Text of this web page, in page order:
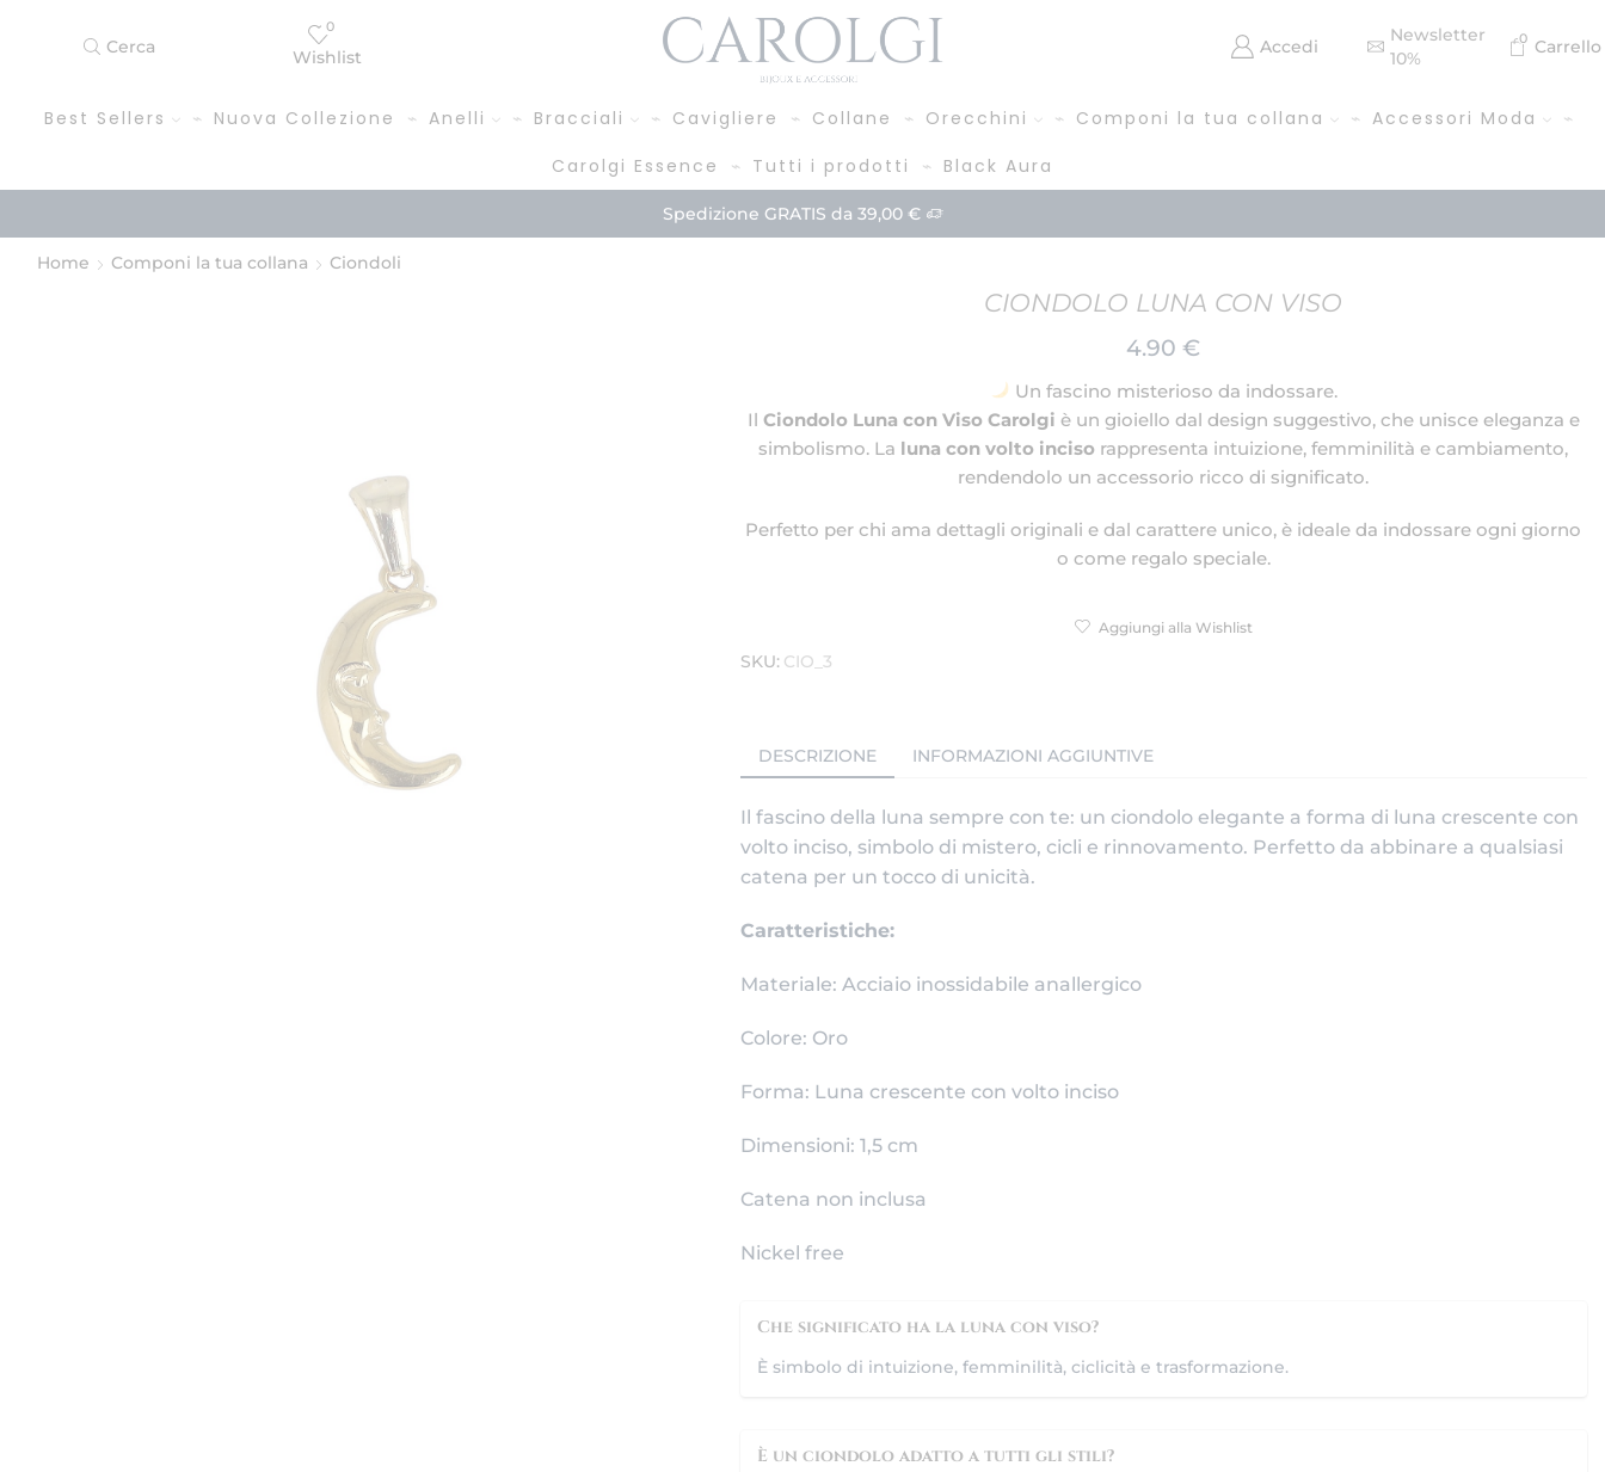
Cerca
0
Wishlist
Accedi
Newsletter
10%
0 Carrello
Best Sellers Nuova Collezione Anelli Bracciali Cavigliere Collane Orecchini Componi la tua collana
Accessori Moda
Carolgi Essence
Tutti i prodotti Black Aura
Paga in 3 rate! Acquista
Home Componi la tua collana Ciondoli
CIONDOLO LUNA CON VISO
4.90€
Un fascino misterioso da indossare.
Il Ciondolo Luna con Viso Carolgi è un gioiello dal design suggestivo, che unisce eleganza e
simbolismo. La luna con volto inciso rappresenta intuizione, femminilità e cambiamento,
rendendolo un accessorio ricco di significato.
Perfetto per chi ama dettagli originali e dal carattere unico, è ideale da indossare ogni giorno
o come regalo speciale.
Aggiungi alla Wishlist
SKU: CIO_3
DESCRIZIONE INFORMAZIONI AGGIUNTIVE
Il fascino della luna sempre con te: un ciondolo elegante a forma di luna crescente con
volto inciso, simbolo di mistero, cicli e rinnovamento. Perfetto da abbinare a qualsiasi
catena per un tocco di unicità.
Caratteristiche:
Materiale: Acciaio inossidabile anallergico
Colore: Oro
Forma: Luna crescente con volto inciso
Dimensioni: 1,5 cm
Catena non inclusa
Nickel free
Che significato ha la luna con viso?
È simbolo di intuizione, femminilità, ciclicità e trasformazione.
È un ciondolo adatto a tutti gli stili?